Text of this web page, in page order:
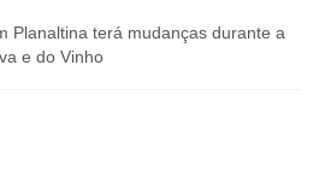
Planaltina terá mudanças durante a
e do Vinho